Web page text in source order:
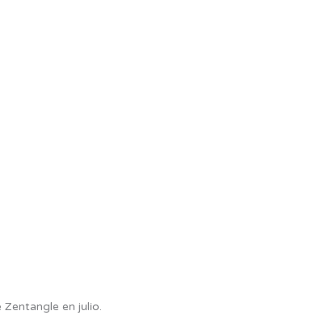
en julio.